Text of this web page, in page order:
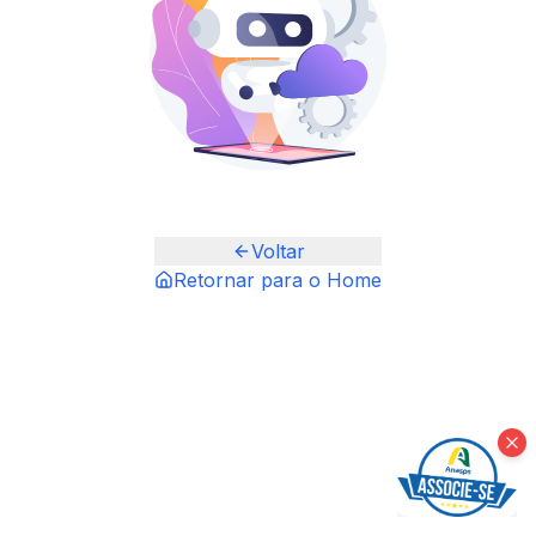
Voltar
Retornar para o Home